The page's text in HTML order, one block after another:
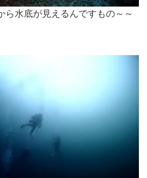
ら水底が見えるんですもの～～